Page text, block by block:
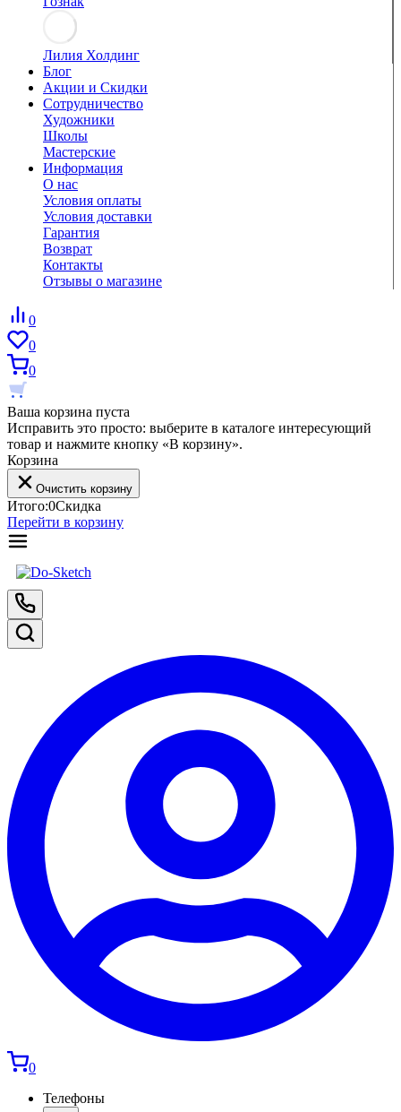
Лилия Холдинг
Блог
Акции и Скидки
Сотрудничество
Художники
Школы
Мастерские
Информация
О нас
Условия оплаты
Условия доставки
Гарантия
Возврат
Контакты
Отзывы о магазине
0
0
0
Ваша корзина пуста
Исправить это просто: выберите в каталоге интересующий
товар и нажмите кнопку «В корзину».
Корзина
Очистить корзину
Итого:0Скидка
Перейти в корзину
0
Телефоны